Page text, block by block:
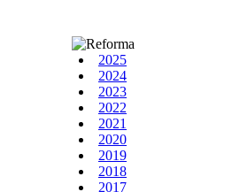
2025
2024
2023
2022
2021
2020
2019
2018
2017